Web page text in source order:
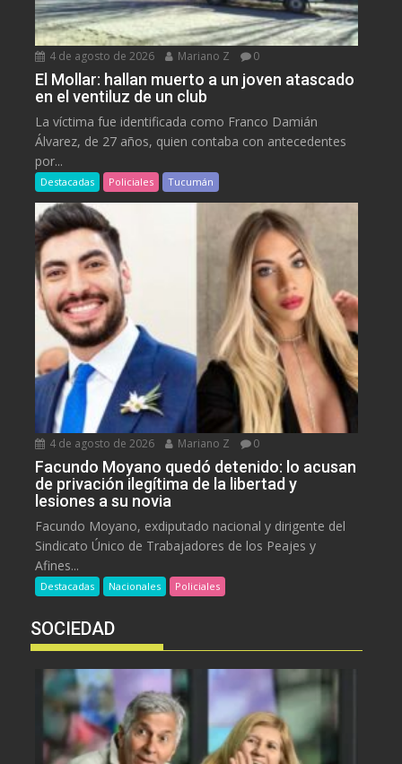
4 de agosto de 2026 Mariano Z 0
El Mollar: hallan muerto a un joven atascado
en el ventiluz de un club
La víctima fue identificada como Franco Damián
Álvarez, de 27 años, quien contaba con antecedentes
por...
Destacadas Policiales Tucumán
4 de agosto de 2026 Mariano Z 0
Facundo Moyano quedó detenido: lo acusan
de privación ilegítima de la libertad y
lesiones a su novia
Facundo Moyano, exdiputado nacional y dirigente del
Sindicato Único de Trabajadores de los Peajes y
Afines...
Destacadas Nacionales Policiales
SOCIEDAD